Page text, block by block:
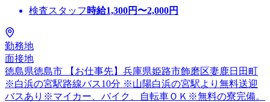
検査スタッフ 時給1,300円〜2,000円
勤務地
面接地
徳島県徳島市 【お仕事先】兵庫県姫路市飾磨区妻鹿日田町
※白浜の宮駅路線バス10分 ※山陽白浜の宮駅より無料送迎
バスあり※マイカー、バイク、自転車ＯＫ※無料の寮完備。